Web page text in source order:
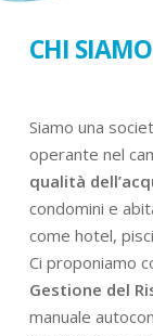
CHI SIAMO
Siamo una
operante nel
qualità
condomini e
come hotel,
Ci proponiamo
Gestione del
manuale